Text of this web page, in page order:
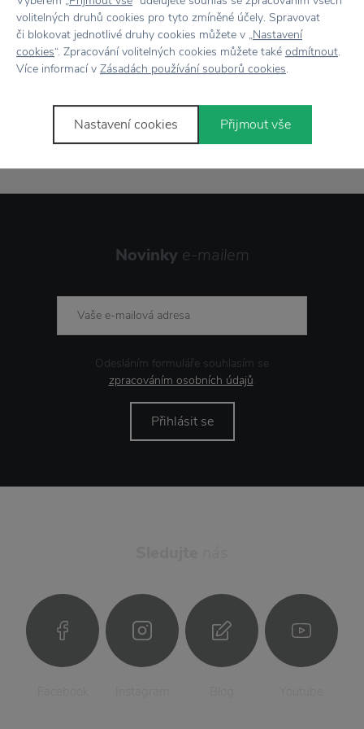
Doprava zdarmanad 2 000 Kč
Vrácení zbožído 30 dnů
Showroomve Zlíně
Novinky e-mailem
Odesláním formuláře souhlasím se
zpracováním osobních údajů.
Přihlásit se
volitelných druhů cookies pro tyto zmíněné účely. Spravovat
či blokovat jednotlivé druhy cookies můžete v „Nastavení
cookies“. Zpracování volitelných cookies můžete také odmítnout.
Více informací v Zásadách používání souborů cookies.
Nastavení cookies Přijmout vše